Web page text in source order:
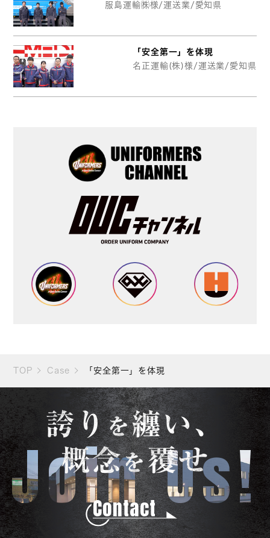
服島運輸㈱様/運送業/愛知県
「安全第一」を体現
名正運輸(株)様/運送業/愛知県
TOP Case 「安全第一」を体現
誇りを纏い、
概念を覆せ
Join Us!
Contact